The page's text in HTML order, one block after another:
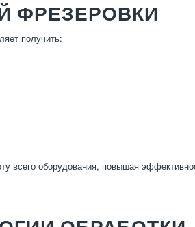
ФРЕЗЕРОВКИ
получить:
всего оборудования, повышая